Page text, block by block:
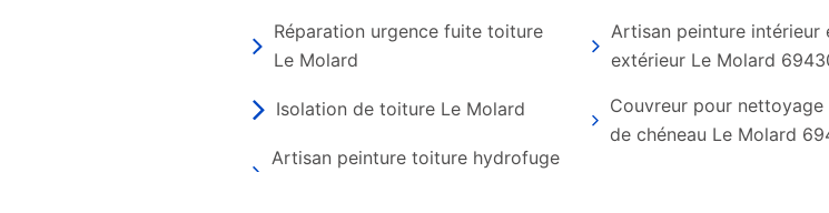
Réparation urgence fuite toiture
Le Molard
Isolation de toiture Le Molard
Artisan peinture toiture hydrofuge
Artisan peinture intérieur
extérieur Le Molard
Couvreur pour nettoyage
de chéneau Le Molard